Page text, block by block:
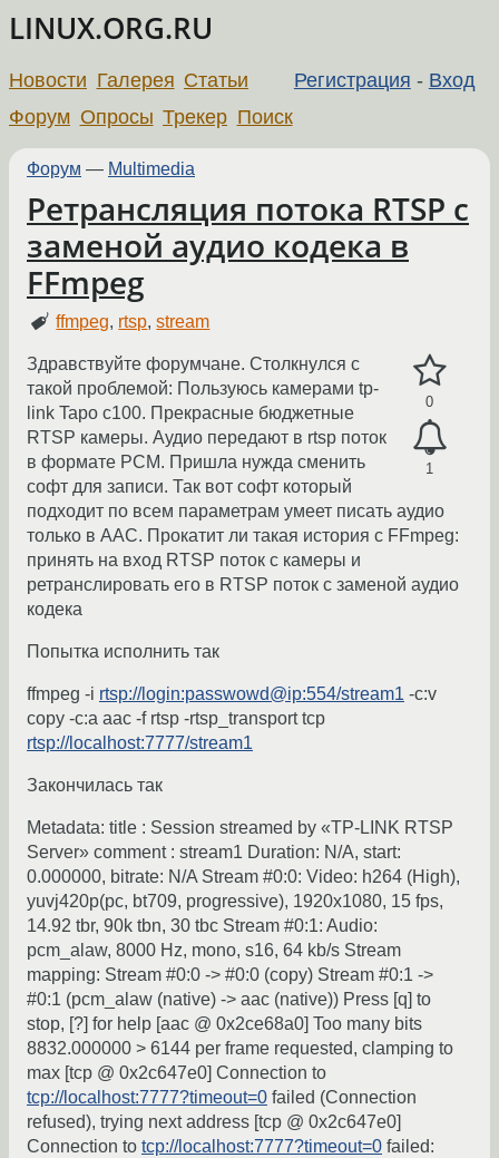
LINUX.ORG.RU
Регистрация - Вход
Новости Галерея Статьи
Форум Опросы Трекер Поиск
Форум — Multimedia
Ретрансляция потока RTSP c
заменой аудио кодека в
FFmpeg
ffmpeg, rtsp,stream
0
1
Здравствуйте форумчане. Столкнулся с
такой проблемой: Пользуюсь камерами tp-
link Tapo c100. Прекрасные бюджетные
RTSP камеры. Аудио передают в rtsp поток
в формате PCM. Пришла нужда сменить
софт для записи. Так вот софт который
подходит по всем параметрам умеет писать аудио
только в AAC. Прокатит ли такая история с FFmpeg:
принять на вход RTSP поток с камеры и
ретранслировать его в RTSP поток с заменой аудио
кодека
Попытка исполнить так
ffmpeg -i rtsp://login:passwowd@ip:554/stream1 -c:v
copy -c:a aac -f rtsp -rtsp_transport tcp
rtsp://localhost:7777/stream1
Закончилась так
Metadata: title : Session streamed by «TP-LINK RTSP
Server» comment : stream1 Duration: N/A, start:
0.000000, bitrate: N/A Stream #0:0: Video: h264 (High),
yuvj420p(pc, bt709, progressive), 1920x1080, 15 fps,
14.92 tbr, 90k tbn, 30 tbc Stream #0:1: Audio:
pcm_alaw, 8000 Hz, mono, s16, 64 kb/s Stream
mapping: Stream #0:0 -> #0:0 (copy) Stream #0:1 ->
#0:1 (pcm_alaw (native) -> aac (native)) Press [q] to
stop, [?] for help [aac @ 0x2ce68a0] Too many bits
8832.000000 > 6144 per frame requested, clamping to
max [tcp @ 0x2c647e0] Connection to
tcp://localhost:7777?timeout=0 failed (Connection
refused), trying next address [tcp @ 0x2c647e0]
Connection to tcp://localhost:7777?timeout=0 failed: